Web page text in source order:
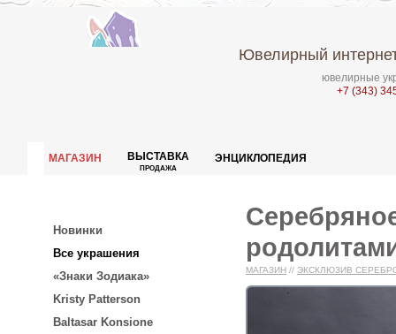
Ювелирный
ювелирные
+7 (343)
МАГАЗИН ВЫСТАВКА
ПРОДАЖА
ЭНЦИКЛОПЕДИЯ
Новинки
Все украшения
«Знаки Зодиака»
Kristy Patterson
Baltasar Konsione
МАГАЗИН // ЭКСКЛЮЗИВ